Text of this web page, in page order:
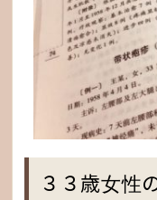
３３歳女性